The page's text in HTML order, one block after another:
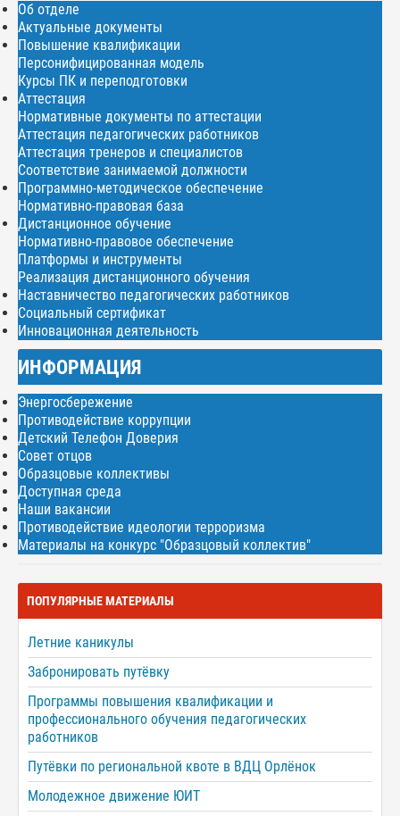
Об отделе
Актуальные документы
Повышение квалификации
Персонифицированная модель
Курсы ПК и переподготовки
Аттестация
Нормативные документы по аттестации
Аттестация педагогических работников
Аттестация тренеров и специалистов
Соответствие занимаемой должности
Программно-методическое обеспечение
Нормативно-правовая база
Дистанционное обучение
Нормативно-правовое обеспечение
Платформы и инструменты
Реализация дистанционного обучения
Наставничество педагогических работников
Социальный сертификат
Инновационная деятельность
ИНФОРМАЦИЯ
Энергосбережение
Противодействие коррупции
Детский Телефон Доверия
Совет отцов
Образцовые коллективы
Доступная среда
Наши вакансии
Противодействие идеологии терроризма
Материалы на конкурс "Образцовый коллектив"
ПОПУЛЯРНЫЕ МАТЕРИАЛЫ
Летние каникулы
Забронировать путёвку
Программы повышения квалификации и
профессионального обучения педагогических
работников
Путёвки по региональной квоте в ВДЦ Орлёнок
Молодежное движение ЮИТ